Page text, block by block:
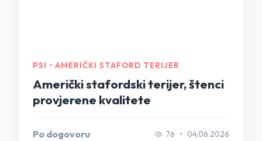
PSI • AMERIČKI STAFORD TERIJER
Američki stafordski terijer, štenci
provjerene kvalitete
Po dogovoru 76 • 04.06.2026